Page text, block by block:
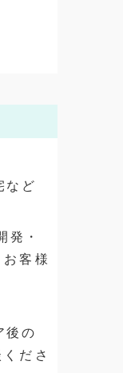
など
発・
客様
後の
ださ